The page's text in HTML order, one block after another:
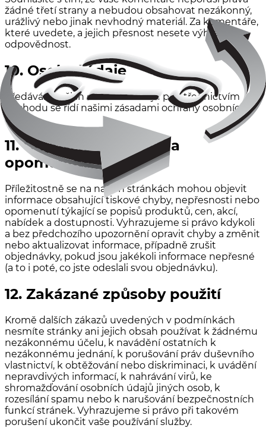
žádné třetí strany a nebudou obsahovat nezákonný,
urážlivý nebo jinak nevhodný materiál. Za komentáře,
které uvedete, a jejich přesnost nesete výhradní
odpovědnost.
10. Osobní údaje
Předávání vašich osobních údajů prostřednictvím
obchodu se řídí našimi zásadami ochrany osobních
údajů.
11. Chyby, nepřesnosti a
opomenutí
Příležitostně se na našich stránkách mohou objevit
informace obsahující tiskové chyby, nepřesnosti nebo
opomenutí týkající se popisů produktů, cen, akcí,
nabídek a dostupnosti. Vyhrazujeme si právo kdykoli
a bez předchozího upozornění opravit chyby a změnit
nebo aktualizovat informace, případně zrušit
objednávky, pokud jsou jakékoli informace nepřesné
(a to i poté, co jste odeslali svou objednávku).
12. Zakázané způsoby použití
Kromě dalších zákazů uvedených v podmínkách
nesmíte stránky ani jejich obsah používat k žádnému
nezákonnému účelu, k navádění ostatních k
nezákonnému jednání, k porušování práv duševního
vlastnictví, k obtěžování nebo diskriminaci, k uvádění
nepravdivých informací, k nahrávání virů, ke
shromažďování osobních údajů jiných osob, k
rozesílání spamu nebo k narušování bezpečnostních
funkcí stránek. Vyhrazujeme si právo při takovém
porušení ukončit vaše používání služby.